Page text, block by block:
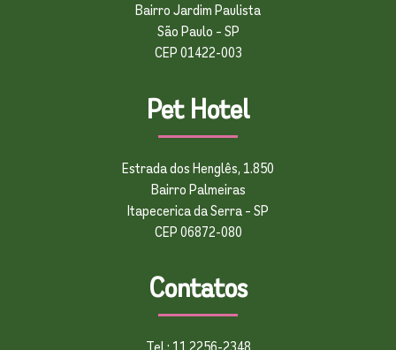
Bairro Jardim Paulista
São Paulo – SP
CEP 01422-003
Pet Hotel
Estrada dos Henglês, 1.850
Bairro Palmeiras
Itapecerica da Serra – SP
CEP 06872-080
Contatos
Tel.: 11 2256-2348